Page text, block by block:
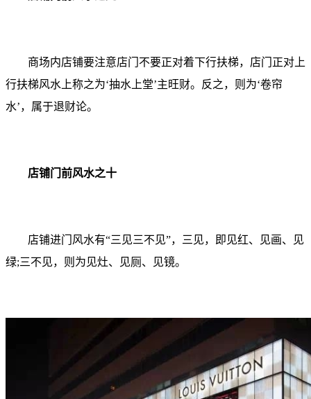
商场内店铺要注意店门不要正对着下行扶梯，店门正对上
行扶梯风水上称之为‘抽水上堂’主旺财。反之，则为‘卷帘
水’，属于退财论。
店铺门前风水之十
店铺进门风水有“三见三不见”，三见，即见红、见画、见
绿;三不见，则为见灶、见厕、见镜。